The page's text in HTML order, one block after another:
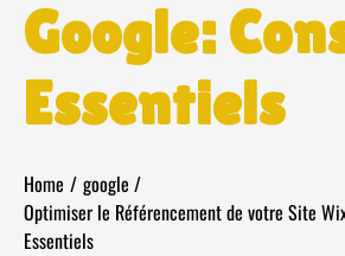
Google:
Essentiels
Home
google
Optimiser le Référencement de votre Site
Essentiels